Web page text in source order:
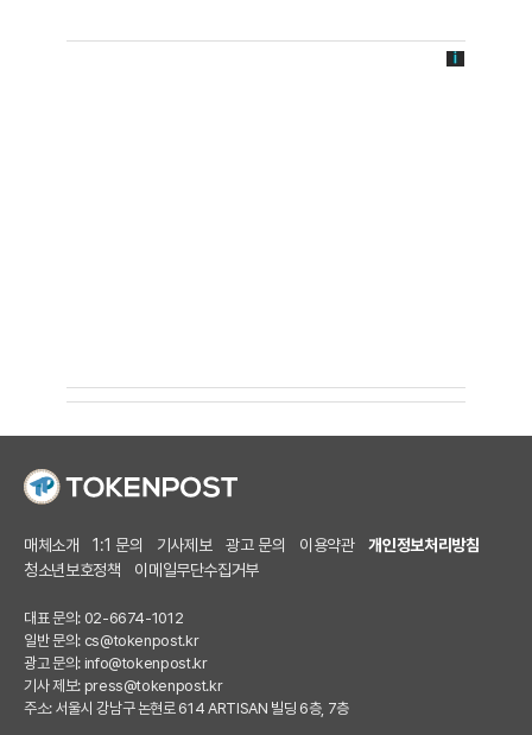
매체소개 1:1 문의 기사제보 광고 문의 이용약관
개인정보처리방침
청소년보호정책
이메일무단수집거부
대표 문의: 02-6674-1012
일반 문의: cs@tokenpost.kr
광고 문의: info@tokenpost.kr
기사 제보: press@tokenpost.kr
주소: 서울시 강남구 논현로 614 ARTISAN 빌딩 6층, 7층